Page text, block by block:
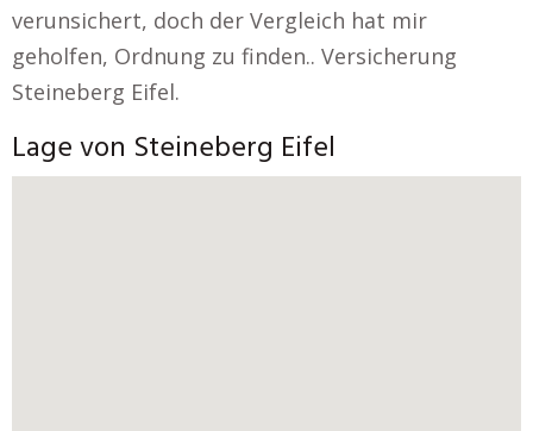
verunsichert, doch der Vergleich hat mir
geholfen, Ordnung zu finden.. Versicherung
Steineberg Eifel.
Lage von Steineberg Eifel